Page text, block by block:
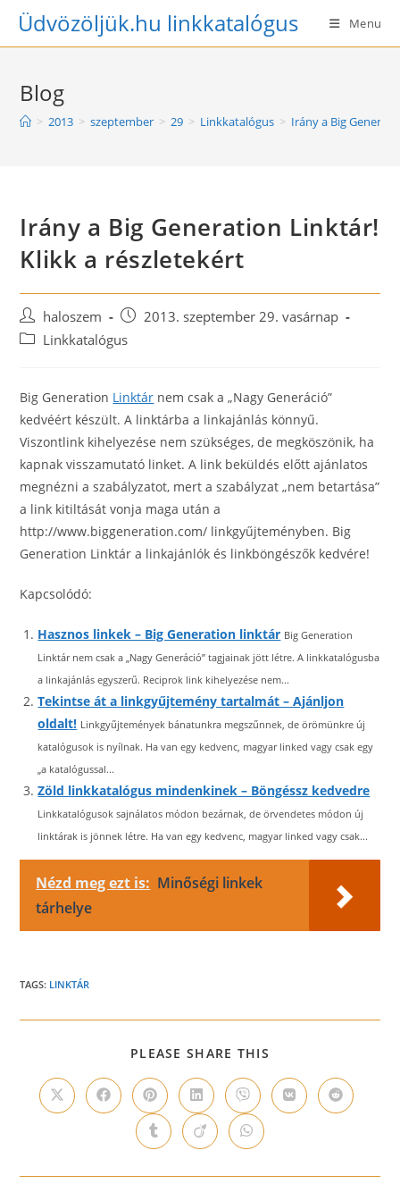
SkipÜdvözöljük.hu linkkatalógus Menu
Blog
> 2013 > szeptember > 29 > Linkkatalógus > Irány a Big
Irány a Big Generation Linktár!
Klikk a részletekért
Post
author:
haloszem
Post
published:
2013. szeptember 29. vasárnap
PostLinkkatalógus
Big Generation Linktár nem csak a „Nagy Generáció”
kedvéért készült. A linktárba a linkajánlás könnyű.
Viszontlink kihelyezése nem szükséges, de megköszönik, ha
kapnak visszamutató linket. A link beküldés előtt ajánlatos
megnézni a szabályzatot, mert a szabályzat „nem betartása”
a link kitiltását vonja maga után a
http://www.biggeneration.com/ linkgyűjteményben. Big
Generation Linktár a linkajánlók és linkböngészők kedvére!
Kapcsolódó:
Hasznos linkek – Big Generation linktár Big Generation
Linktár nem csak a „Nagy Generáció” tagjainak jött létre. A linkkatalógusba
a linkajánlás egyszerű. Reciprok link kihelyezése nem...
Tekintse át a linkgyűjtemény tartalmát – Ajánljon
oldalt! Linkgyűjtemények bánatunkra megszűnnek, de örömünkre új
katalógusok is nyílnak. Ha van egy kedvenc, magyar linked vagy csak egy
„a katalógussal...
Zöld linkkatalógus mindenkinek – Böngéssz kedvedre
Linkkatalógusok sajnálatos módon bezárnak, de örvendetes módon új
linktárak is jönnek létre. Ha van egy kedvenc, magyar linked vagy csak...
Nézd meg ezt is: Minőségi linkek
tárhelye
TAGS: LINKTÁR
PLEASE SHARE THIS
CONTENT
Opens
in
Opens
in
window
Opens
in
a
new
window
Opens
in
a
new
window
Opens
in
a
new
window
Opens
in
Opens
in
Opens
in
new
Opens
in
new
Opens
in
new